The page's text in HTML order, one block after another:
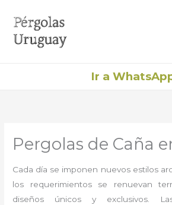
contenido
Ir a
Pergolas de Caña
Cada día se imponen nuevos estilos
los requerimientos se renuevan
diseños únicos y exclusivos.